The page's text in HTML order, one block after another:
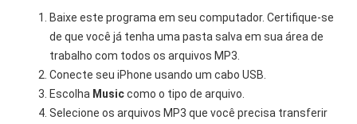
Baixe este programa em seu computador. Certifique-se
de que você já tenha uma pasta salva em sua área de
trabalho com todos os arquivos MP3.
Conecte seu iPhone usando um cabo USB.
Escolha Musiccomo o tipo de arquivo.
Selecione os arquivos MP3 que você precisa transferir